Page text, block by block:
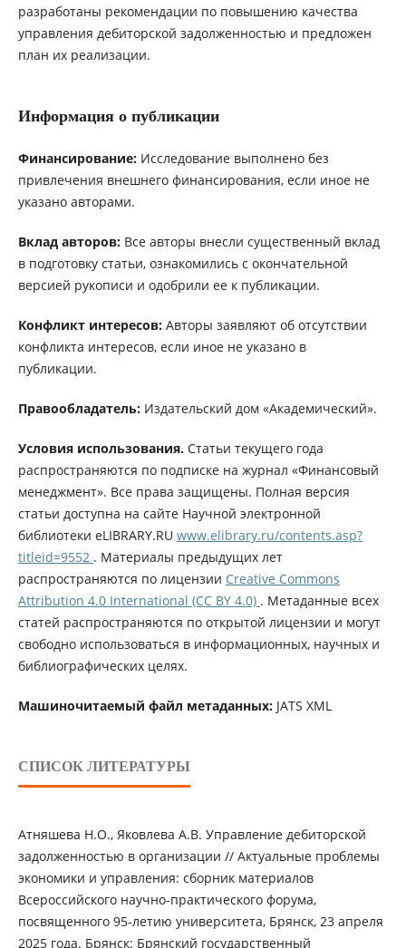
разработаны рекомендации по повышению качества
управления дебиторской задолженностью и предложен
план их реализации.
Информация о публикации
Финансирование:Исследование выполнено без
привлечения внешнего финансирования, если иное не
указано авторами.
Вклад авторов:Все авторы внесли существенный вклад
в подготовку статьи, ознакомились с окончательной
версией рукописи и одобрили ее к публикации.
Конфликт интересов:Авторы заявляют об отсутствии
конфликта интересов, если иное не указано в
публикации.
Правообладатель:Издательский дом «Академический».
Условия использования.Статьи текущего года
распространяются по подписке на журнал «Финансовый
менеджмент». Все права защищены. Полная версия
статьи доступна на сайте Научной электронной
библиотеки eLIBRARY.RU www.elibrary.ru/contents.asp?
titleid=9552 . Материалы предыдущих лет
распространяются по лицензии Creative Commons
Attribution 4.0 International (CC BY 4.0) . Метаданные всех
статей распространяются по открытой лицензии и могут
свободно использоваться в информационных, научных и
библиографических целях.
Машиночитаемый файл метаданных:JATS XML
СПИСОК ЛИТЕРАТУРЫ
Атняшева Н.О., Яковлева А.В. Управление дебиторской
задолженностью в организации // Актуальные проблемы
экономики и управления: сборник материалов
Всероссийского научно-практического форума,
посвященного 95-летию университета, Брянск, 23 апреля
2025 года. Брянск: Брянский государственный